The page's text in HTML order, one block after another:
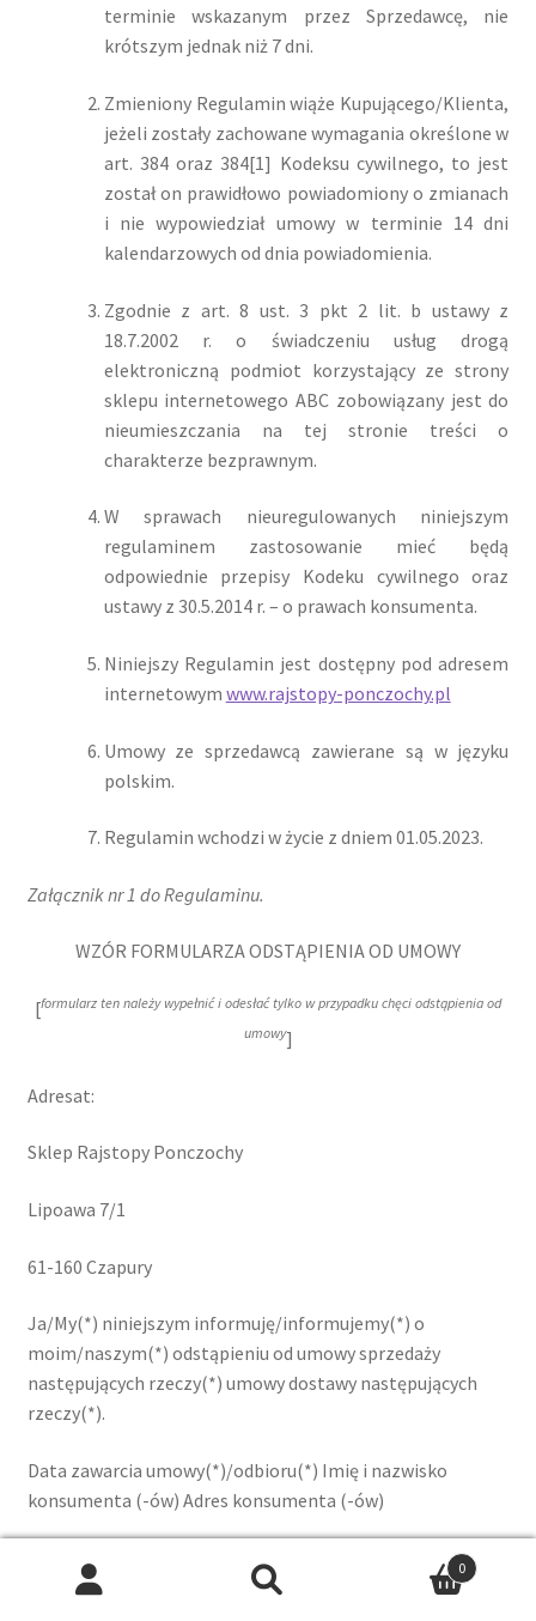
terminie wskazanym przez Sprzedawcę, nie
krótszym jednak niż 7 dni.
Zmieniony Regulamin wiąże Kupującego/Klienta,
jeżeli zostały zachowane wymagania określone w
art. 384 oraz 384[1] Kodeksu cywilnego, to jest
został on prawidłowo powiadomiony o zmianach
i nie wypowiedział umowy w terminie 14 dni
kalendarzowych od dnia powiadomienia.
Zgodnie z art. 8 ust. 3 pkt 2 lit. b ustawy z
18.7.2002 r. o świadczeniu usług drogą
elektroniczną podmiot korzystający ze strony
sklepu internetowego ABC zobowiązany jest do
nieumieszczania na tej stronie treści o
charakterze bezprawnym.
W sprawach nieuregulowanych niniejszym
regulaminem zastosowanie mieć będą
odpowiednie przepisy Kodeku cywilnego oraz
ustawy z 30.5.2014 r. – o prawach konsumenta.
Niniejszy Regulamin jest dostępny pod adresem
internetowym www.rajstopy-ponczochy.pl
Umowy ze sprzedawcą zawierane są w języku
polskim.
Regulamin wchodzi w życie z dniem 01.05.2023.
Załączniknr 1 do Regulaminu.
WZÓR FORMULARZA ODSTĄPIENIA OD UMOWY
[formularz ten należy wypełnić i odesłać tylko w przypadku chęci odstąpienia od
umowy]
Adresat:
Sklep Rajstopy Ponczochy
Lipoawa 7/1
61-160 Czapury
Ja/My(*) niniejszym informuję/informujemy(*) o
moim/naszym(*) odstąpieniu od umowy sprzedaży
następujących rzeczy(*) umowy dostawy następujących
rzeczy(*).
Data zawarcia umowy(*)/odbioru(*) Imię i nazwisko
konsumenta (-ów) Adres konsumenta (-ów)
0